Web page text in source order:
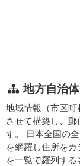
地方自治
地域情報（市区
させて構築し、
す。 日本全国の
を網羅し住所を
を一覧で羅列す